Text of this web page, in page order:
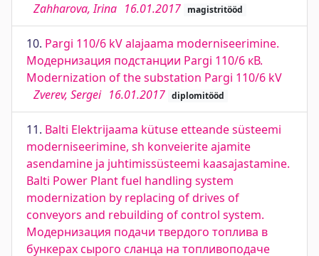
Zahharova, Irina 16.01.2017 magistritööd
10. Pargi 110/6 kV alajaama moderniseerimine.
Модернизация подстанции Pargi 110/6 кВ.
Modernization of the substation Pargi 110/6 kV
Zverev, Sergei 16.01.2017 diplomitööd
11. Balti Elektrijaama kütuse etteande süsteemi
moderniseerimine, sh konveierite ajamite
asendamine ja juhtimissüsteemi kaasajastamine.
Balti Power Plant fuel handling system
modernization by replacing of drives of
conveyors and rebuilding of control system.
Модернизация подачи твердого топлива в
бункерах сырого сланца на топливоподаче